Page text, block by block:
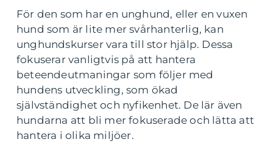
För den som har en unghund, eller en vuxen
hund som är lite mer svårhanterlig, kan
unghundskurser vara till stor hjälp. Dessa
fokuserar vanligtvis på att hantera
beteendeutmaningar som följer med
hundens utveckling, som ökad
självständighet och nyfikenhet. De lär även
hundarna att bli mer fokuserade och lätta att
hantera i olika miljöer.